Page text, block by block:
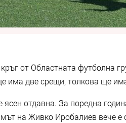
от Областната футболна
има две срещи, толкова ще
ясен отдавна. За поредна
на Живко Иробалиев вече